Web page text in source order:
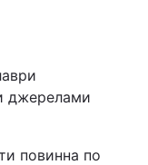
джерелами
повинна по